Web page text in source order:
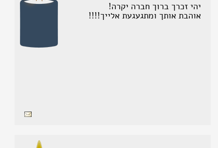
יהי זכרך ברוך חברה יקרה!
אוהבת אותך ומתגעגעת אלייך!!!!